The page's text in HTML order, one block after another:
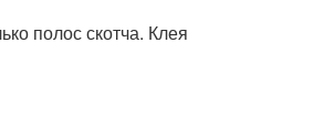
полос скотча. Клея